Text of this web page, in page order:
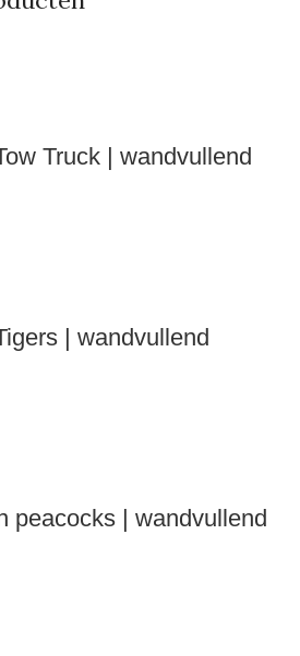
Truck | wandvullend
| wandvullend
peacocks | wandvullend